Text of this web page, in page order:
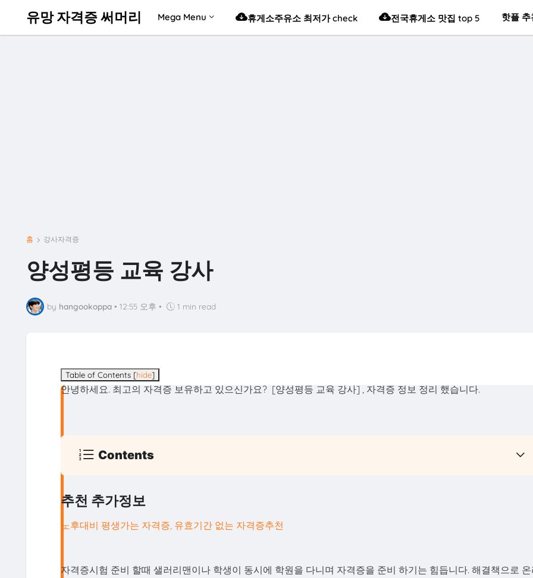
유망 자격증 써머리 Mega Menu 휴게소주유소 최저가 check 전국휴게소 맛집 top 5 핫플
홈 강사자격증
양성평등 교육 강사
by hangookoppa • 12:55 오후 • 1 min read
Table of Contents [hide]
안녕하세요. 최고의 자격증 보유하고 있으신가요? [양성평등 교육 강사] , 자격증 정보 정리 했습니다.
Contents
추천 추가정보
노후대비 평생가는 자격증, 유효기간 없는 자격증추천
자격증시험 준비 할때 샐러리맨이나 학생이 동시에 학원을 다니며 자격증을 준비 하기는 힘듭니다. 해결책으로